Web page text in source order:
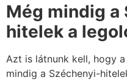
Még mindig a
hitelek a
Azt is látnunk kell, hogy
mindig a Széchenyi-